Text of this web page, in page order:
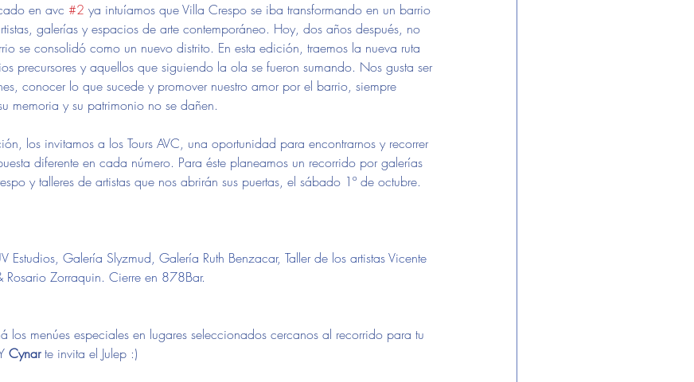
en avc #2 ya intuíamos que Villa Crespo se iba transformando en un barrio
galerías y espacios de arte contemporáneo. Hoy, dos años después, no
se consolidó como un nuevo distrito. En esta edición, traemos la nueva ruta
precursores y aquellos que siguiendo la ola se fueron sumando. Nos gusta ser
conocer lo que sucede y promover nuestro amor por el barrio, siempre
memoria y su patrimonio no se dañen.
los invitamos a los Tours AVC, una oportunidad para encontrarnos y recorrer
diferente en cada número. Para éste planeamos un recorrido por galerías
y talleres de artistas que nos abrirán sus puertas, el sábado 1º de octubre.
Estudios, Galería Slyzmud, Galería Ruth Benzacar, Taller de los artistas Vicente
Zorraquin. Cierre en 878Bar.
los menúes especiales en lugares seleccionados cercanos al recorrido para tu
Cynar te invita el Julep :)